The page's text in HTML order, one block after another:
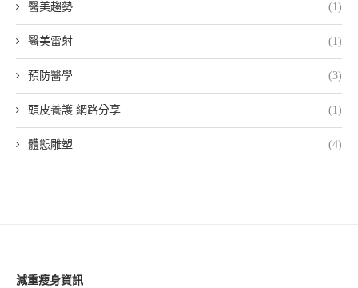
醫美趨勢 (1)
醫美雷射 (1)
預防醫學 (3)
頭皮養護 網路分享 (1)
體態雕塑 (4)
減重瘦身資訊